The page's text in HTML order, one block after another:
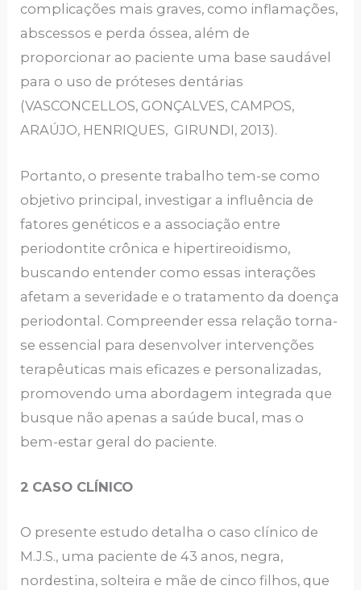
complicações mais graves, como inflamações,
abscessos e perda óssea, além de
proporcionar ao paciente uma base saudável
para o uso de próteses dentárias
(VASCONCELLOS, GONÇALVES, CAMPOS,
ARAÚJO, HENRIQUES, GIRUNDI, 2013).
Portanto, o presente trabalho tem-se como
objetivo principal, investigar a influência de
fatores genéticos e a associação entre
periodontite crônica e hipertireoidismo,
buscando entender como essas interações
afetam a severidade e o tratamento da doença
periodontal. Compreender essa relação torna-
se essencial para desenvolver intervenções
terapêuticas mais eficazes e personalizadas,
promovendo uma abordagem integrada que
busque não apenas a saúde bucal, mas o
bem-estar geral do paciente.
2 CASO CLÍNICO
O presente estudo detalha o caso clínico de
M.J.S., uma paciente de 43 anos, negra,
nordestina, solteira e mãe de cinco filhos, que